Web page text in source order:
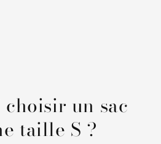
un sac
taille S ?